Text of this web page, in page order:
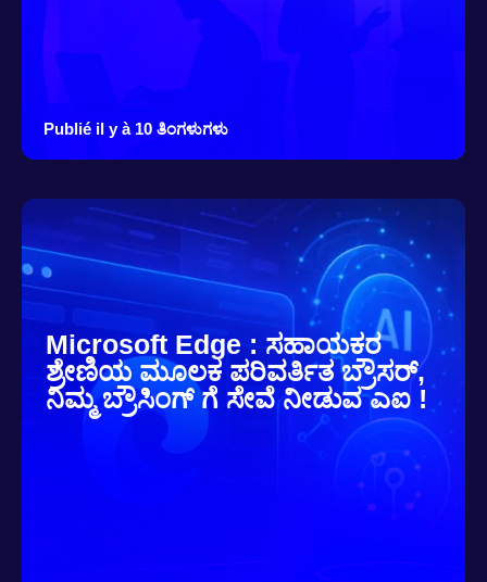
Publié il y à 10 ತಿಂಗಳುಗಳು
Microsoft Edge : ಸಹಾಯಕರ
ಶ್ರೇಣಿಯ ಮೂಲಕ ಪರಿವರ್ತಿತ ಬ್ರೌಸರ್,
ನಿಮ್ಮ ಬ್ರೌಸಿಂಗ್ ಗೆ ಸೇವೆ ನೀಡುವ ಎಐ !